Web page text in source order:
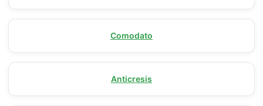
Comodato
Anticresis